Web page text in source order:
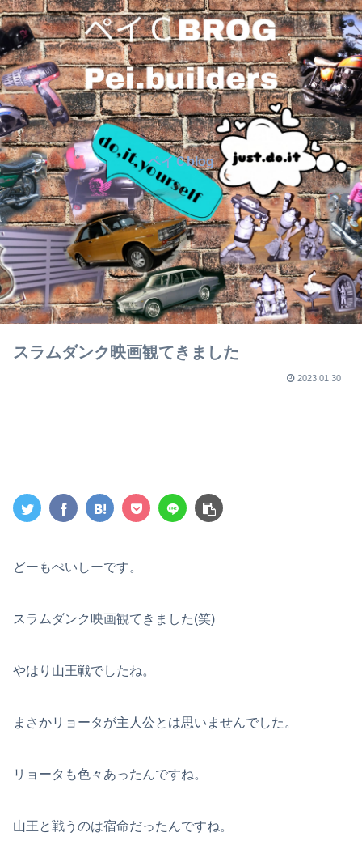
ペイＣblog
スラムダンク映画観てきました
2023.01.30
どーもぺいしーです。
スラムダンク映画観てきました(笑)
やはり山王戦でしたね。
まさかリョータが主人公とは思いませんでした。
リョータも色々あったんですね。
山王と戦うのは宿命だったんですね。